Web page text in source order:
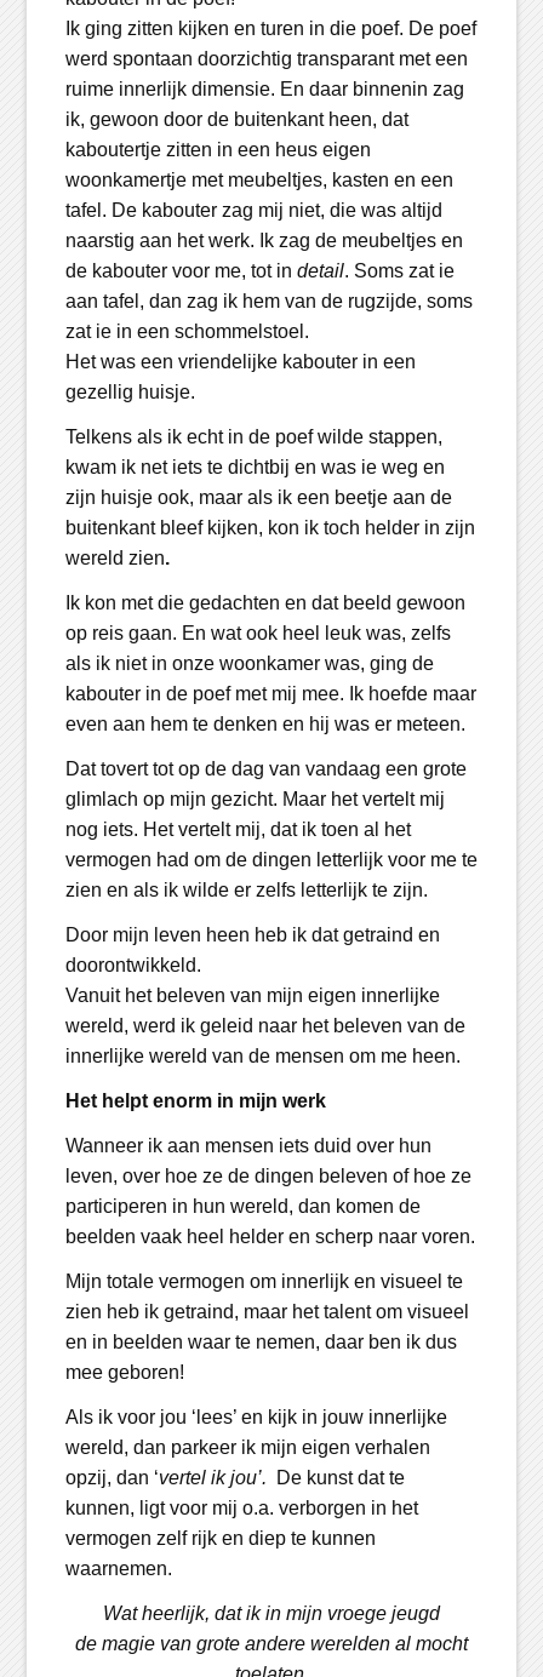
Ik ging zitten kijken en turen in die poef. De poef
werd spontaan doorzichtig transparant met een
ruime innerlijk dimensie. En daar binnenin zag
ik, gewoon door de buitenkant heen, dat
kaboutertje zitten in een heus eigen
woonkamertje met meubeltjes, kasten en een
tafel. De kabouter zag mij niet, die was altijd
naarstig aan het werk. Ik zag de meubeltjes en
de kabouter voor me, tot in detail. Soms zat ie
aan tafel, dan zag ik hem van de rugzijde, soms
zat ie in een schommelstoel.
Het was een vriendelijke kabouter in een
gezellig huisje.
Telkens als ik echt in de poef wilde stappen,
kwam ik net iets te dichtbij en was ie weg en
zijn huisje ook, maar als ik een beetje aan de
buitenkant bleef kijken, kon ik toch helder in zijn
wereld zien.
Ik kon met die gedachten en dat beeld gewoon
op reis gaan. En wat ook heel leuk was, zelfs
als ik niet in onze woonkamer was, ging de
kabouter in de poef met mij mee. Ik hoefde maar
even aan hem te denken en hij was er meteen.
Dat tovert tot op de dag van vandaag een grote
glimlach op mijn gezicht. Maar het vertelt mij
nog iets. Het vertelt mij, dat ik toen al het
vermogen had om de dingen letterlijk voor me te
zien en als ik wilde er zelfs letterlijk te zijn.
Door mijn leven heen heb ik dat getraind en
doorontwikkeld.
Vanuit het beleven van mijn eigen innerlijke
wereld, werd ik geleid naar het beleven van de
innerlijke wereld van de mensen om me heen.
Het helpt enorm in mijn werk
Wanneer ik aan mensen iets duid over hun
leven, over hoe ze de dingen beleven of hoe ze
participeren in hun wereld, dan komen de
beelden vaak heel helder en scherp naar voren.
Mijn totale vermogen om innerlijk en visueel te
zien heb ik getraind, maar het talent om visueel
en in beelden waar te nemen, daar ben ik dus
mee geboren!
Als ik voor jou ‘lees’ en kijk in jouw innerlijke
wereld, dan parkeer ik mijn eigen verhalen
opzij, dan ‘vertel ik jou’. De kunst dat te
kunnen, ligt voor mij o.a. verborgen in het
vermogen zelf rijk en diep te kunnen
waarnemen.
Wat heerlijk, dat ik in mijn vroege jeugd
de magie van grote andere werelden al mocht